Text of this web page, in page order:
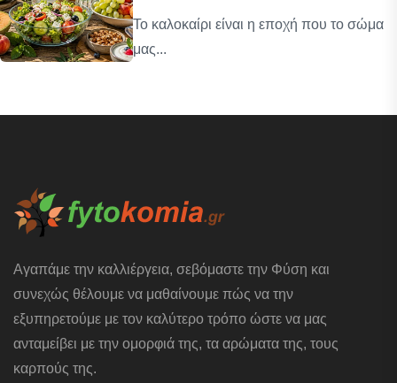
Το καλοκαίρι είναι η εποχή που το σώμα
μας...
Αγαπάμε την καλλιέργεια, σεβόμαστε την Φύση και
συνεχώς θέλουμε να μαθαίνουμε πώς να την
εξυπηρετούμε με τον καλύτερο τρόπο ώστε να μας
ανταμείβει με την ομορφιά της, τα αρώματα της, τους
καρπούς της.